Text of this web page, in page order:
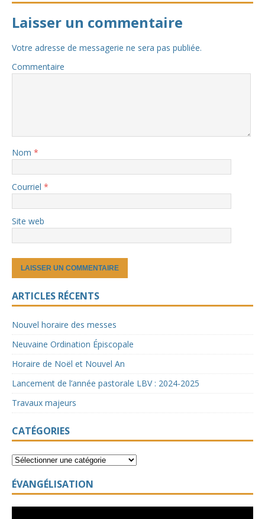
Laisser un commentaire
Votre adresse de messagerie ne sera pas publiée.
Commentaire
Nom *
Courriel *
Site web
ARTICLES RÉCENTS
Nouvel horaire des messes
Neuvaine Ordination Épiscopale
Horaire de Noël et Nouvel An
Lancement de l’année pastorale LBV : 2024-2025
Travaux majeurs
CATÉGORIES
ÉVANGÉLISATION